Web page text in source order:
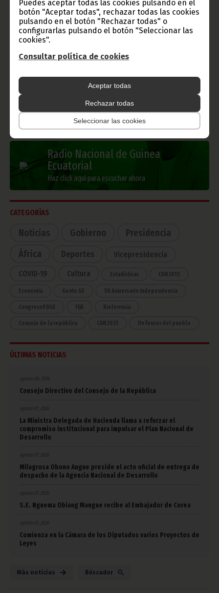
Puedes aceptar todas las cookies pulsando en el
botón "Aceptar todas", rechazar todas las cookies
pulsando en el botón "Rechazar todas" o
configurarlas pulsando el botón "Seleccionar las
cookies".
Consultar política de cookies
Aceptar todas
Rechazar todas
Seleccionar las cookies
Gobierno e Instituciones
Información de Guinea Ecuatorial
Radio Nacional de Guinea
Ecuatorial
Haz click aquí para escuchar ahora
CATEGORÍAS
Noticias Gobierno
Presidencia
África
Deportes Vicepresidencia
COVID-19 Cultura Estadísticas CAN 2015
Economía Gente GE 50 Aniversario Independencia
CongresoPDGE FIJA Bielorrusia
Consejo de la república CAN 2025 Defensor del pueblo
ÚLTIMAS NOTICIAS
agosto 08, 2026
Consejo Directivo del Consejo de la República
agosto 07, 2026
La Ministra Delegada de Hacienda llama a reforzar el
compromiso institucional para impulsar el Plan Nacional de
Desarrollo
agosto 07, 2026
Milagrosa Obono Angue preside el acto oficial de entrega de
despacho de la Agencia Nacional de Desarrollo
agosto 07, 2026
S.E. Nguema Obiang Mangue recibe al Embajador de Corea
agosto 07, 2026
Comienza en la Cámara de los Diputados varios Proyectos de
Leyes
Más noticias Búscador